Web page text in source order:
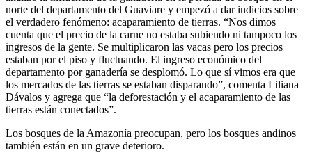
norte del departamento del Guaviare y empezó a dar indicios sobre
el verdadero fenómeno: acaparamiento de tierras. “Nos dimos
cuenta que el precio de la carne no estaba subiendo ni tampoco los
ingresos de la gente. Se multiplicaron las vacas pero los precios
estaban por el piso y fluctuando. El ingreso económico del
departamento por ganadería se desplomó. Lo que sí vimos era que
los mercados de las tierras se estaban disparando”, comenta Liliana
Dávalos y agrega que “la deforestación y el acaparamiento de las
tierras están conectados”.
Los bosques de la Amazonía preocupan, pero los bosques andinos
también están en un grave deterioro.